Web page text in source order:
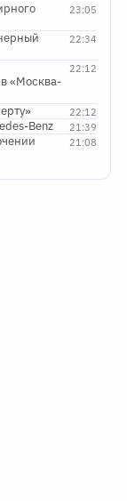
23:05
22:34
22:12
«Москва-
22:12
21:39
Benz
21:08